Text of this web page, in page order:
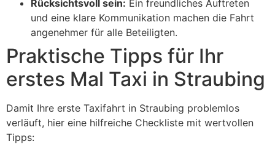
Rücksichtsvoll sein: Ein freundliches Auftreten
und eine klare Kommunikation machen die Fahrt
angenehmer für alle Beteiligten.
Praktische Tipps für Ihr
erstes Mal Taxi in Straubing
Damit Ihre erste Taxifahrt in Straubing problemlos
verläuft, hier eine hilfreiche Checkliste mit wertvollen
Tipps: